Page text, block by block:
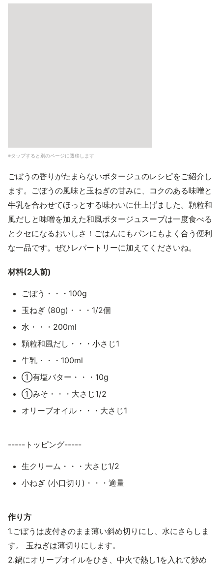
※タップすると別のページに遷移します
ごぼうの香りがたまらないポタージュのレシピをご紹介し
ます。ごぼうの風味と玉ねぎの甘みに、コクのある味噌と
牛乳を合わせてほっとする味わいに仕上げました。顆粒和
風だしと味噌を加えた和風ポタージュスープは一度食べる
とクセになるおいしさ！ごはんにもパンにもよく合う便利
な一品です。ぜひレパートリーに加えてくださいね。
材料(2人前)
ごぼう・・・100g
玉ねぎ (80g)・・・1/2個
水・・・200ml
顆粒和風だし・・・小さじ1
牛乳・・・100ml
①有塩バター・・・10g
①みそ・・・大さじ1/2
オリーブオイル・・・大さじ1
-----トッピング-----
生クリーム・・・大さじ1/2
小ねぎ (小口切り)・・・適量
作り方
1.ごぼうは皮付きのまま薄い斜め切りにし、水にさらしま
す。 玉ねぎは薄切りにします。
2.鍋にオリーブオイルをひき、中火で熱し1を入れて炒め